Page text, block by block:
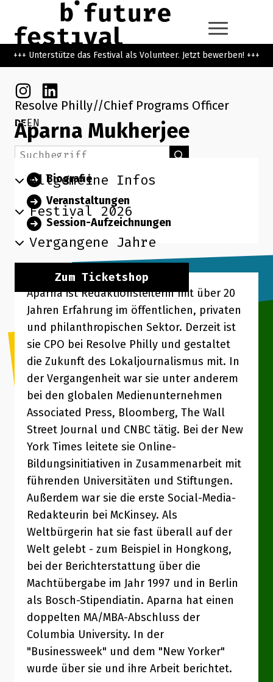
Zum Hauptinhalt der Seite springen
Zur Startseite navigieren
Instagram
Linkedin
DEEN
Suchbegriff Suchen
Allgemeine Infos
Festival 2026
Vergangene Jahre
Zum Ticketshop
+++ Unterstütze das Festival als Volunteer. Jetzt bewerben! +++
Resolve Philly Chief Programs Officer
Aparna Mukherjee
Biografie
Veranstaltungen
Session-Aufzeichnungen
Aparna ist Redaktionsleiterin mit über 20
Jahren Erfahrung im öffentlichen, privaten
und philanthropischen Sektor. Derzeit ist
sie CPO bei Resolve Philly und gestaltet
die Zukunft des Lokaljournalismus mit. In
der Vergangenheit war sie unter anderem
bei den globalen Medienunternehmen
Associated Press, Bloomberg, The Wall
Street Journal und CNBC tätig. Bei der New
York Times leitete sie Online-
Bildungsinitiativen in Zusammenarbeit mit
führenden Universitäten und Stiftungen.
Außerdem war sie die erste Social-Media-
Redakteurin bei McKinsey. Als
Weltbürgerin hat sie fast überall auf der
Welt gelebt - zum Beispiel in Hongkong,
bei der Berichterstattung über die
Machtübergabe im Jahr 1997 und in Berlin
als Bosch-Stipendiatin. Aparna hat einen
doppelten MA/MBA-Abschluss der
Columbia University. In der
"Businessweek" und dem "New Yorker"
wurde über sie und ihre Arbeit berichtet.